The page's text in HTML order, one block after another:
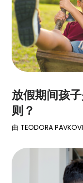
支
持
登录 注册
放假期间孩
则？
由 TEODORA